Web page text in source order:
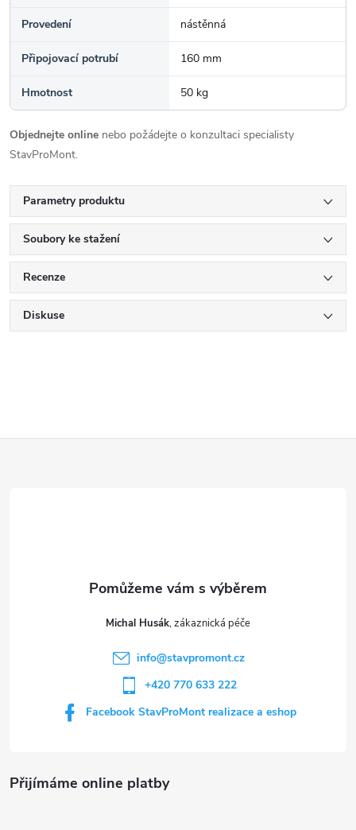
Provedení nástěnná
Připojovací potrubí 160 mm
Hmotnost 50 kg
Objednejte online nebo požádejte o konzultaci specialisty
StavProMont.
Parametry produktu
Soubory ke stažení
Recenze
Diskuse
Přijímáme online platby
Michal Husák
info@stavpromont.cz
+420 770 633 222
Facebook StavProMont realizace a eshop